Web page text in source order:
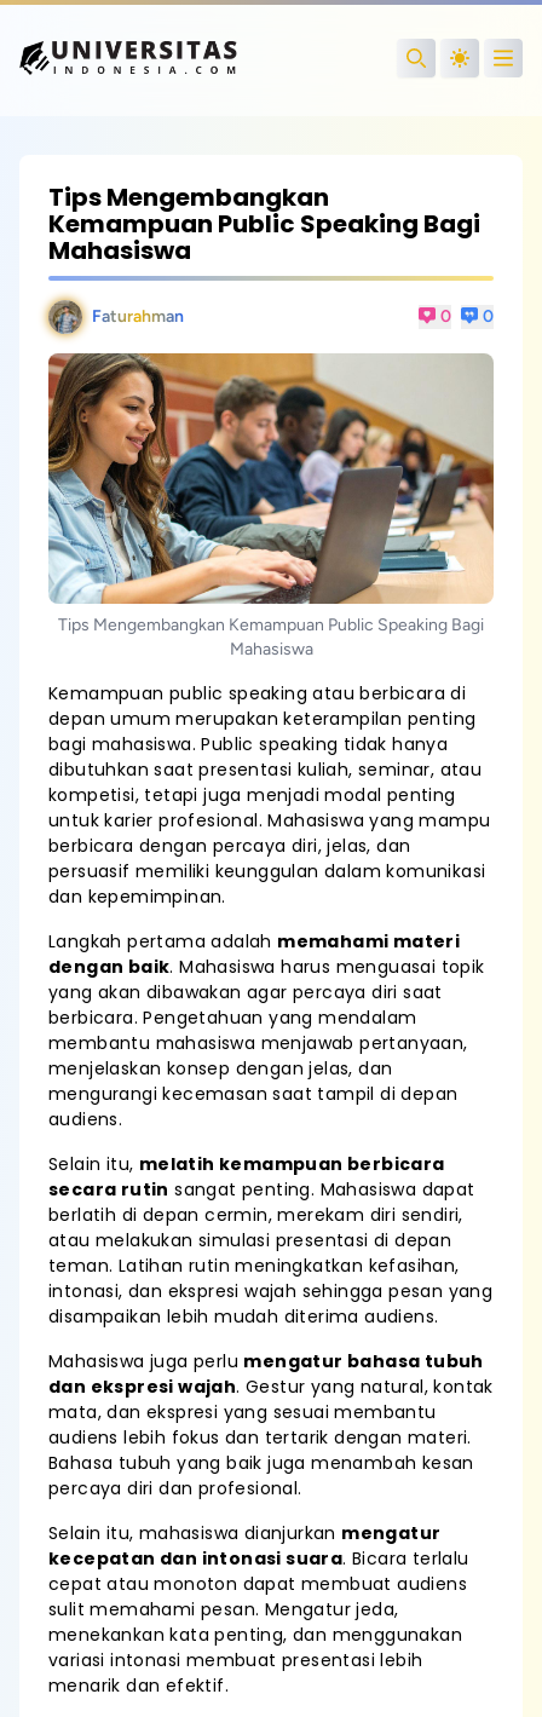
Search
Tips Mengembangkan
Kemampuan Public Speaking Bagi
Mahasiswa
Faturahman 0 0
Tips Mengembangkan Kemampuan Public Speaking Bagi
Mahasiswa
Kemampuan public speaking atau berbicara di
depan umum merupakan keterampilan penting
bagi mahasiswa. Public speaking tidak hanya
dibutuhkan saat presentasi kuliah, seminar, atau
kompetisi, tetapi juga menjadi modal penting
untuk karier profesional. Mahasiswa yang mampu
berbicara dengan percaya diri, jelas, dan
persuasif memiliki keunggulan dalam komunikasi
dan kepemimpinan.
Langkah pertama adalah memahami materi
dengan baik. Mahasiswa harus menguasai topik
yang akan dibawakan agar percaya diri saat
berbicara. Pengetahuan yang mendalam
membantu mahasiswa menjawab pertanyaan,
menjelaskan konsep dengan jelas, dan
mengurangi kecemasan saat tampil di depan
audiens.
Selain itu, melatih kemampuan berbicara
secara rutin sangat penting. Mahasiswa dapat
berlatih di depan cermin, merekam diri sendiri,
atau melakukan simulasi presentasi di depan
teman. Latihan rutin meningkatkan kefasihan,
intonasi, dan ekspresi wajah sehingga pesan yang
disampaikan lebih mudah diterima audiens.
Mahasiswa juga perlu mengatur bahasa tubuh
dan ekspresi wajah. Gestur yang natural, kontak
mata, dan ekspresi yang sesuai membantu
audiens lebih fokus dan tertarik dengan materi.
Bahasa tubuh yang baik juga menambah kesan
percaya diri dan profesional.
Selain itu, mahasiswa dianjurkan mengatur
kecepatan dan intonasi suara. Bicara terlalu
cepat atau monoton dapat membuat audiens
sulit memahami pesan. Mengatur jeda,
menekankan kata penting, dan menggunakan
variasi intonasi membuat presentasi lebih
menarik dan efektif.